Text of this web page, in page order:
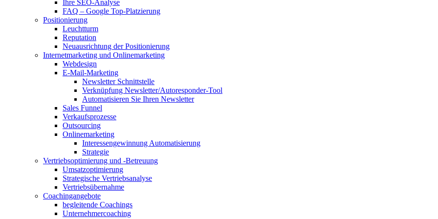
Ihre SEO-Analyse
FAQ – Google Top-Platzierung
Positionierung
Leuchtturm
Reputation
Neuausrichtung der Positionierung
Internetmarketing und Onlinemarketing
Webdesign
E-Mail-Marketing
Newsletter Schnittstelle
Verknüpfung Newsletter/Autoresponder-Tool
Automatisieren Sie Ihren Newsletter
Sales Funnel
Verkaufsprozesse
Outsourcing
Onlinemarketing
Interessengewinnung Automatisierung
Strategie
Vertriebsoptimierung und -Betreuung
Umsatzoptimierung
Strategische Vertriebsanalyse
Vertriebsübernahme
Coachingangebote
begleitende Coachings
Unternehmercoaching